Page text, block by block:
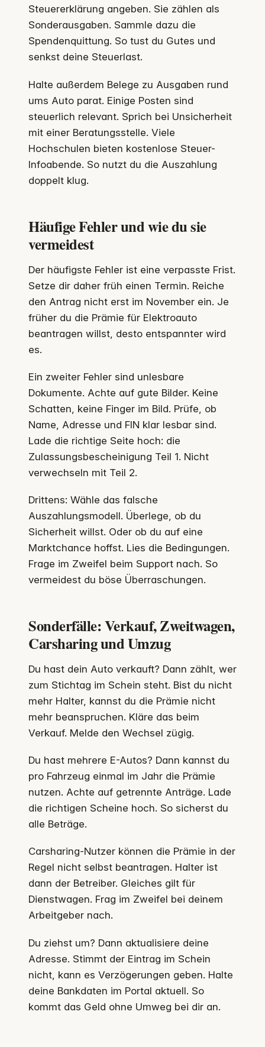
Steuererklärung angeben. Sie zählen als
Sonderausgaben. Sammle dazu die
Spendenquittung. So tust du Gutes und
senkst deine Steuerlast.
Halte außerdem Belege zu Ausgaben rund
ums Auto parat. Einige Posten sind
steuerlich relevant. Sprich bei Unsicherheit
mit einer Beratungsstelle. Viele
Hochschulen bieten kostenlose Steuer-
Infoabende. So nutzt du die Auszahlung
doppelt klug.
Häufige Fehler und wie du sie
vermeidest
Der häufigste Fehler ist eine verpasste Frist.
Setze dir daher früh einen Termin. Reiche
den Antrag nicht erst im November ein. Je
früher du die Prämie für Elektroauto
beantragen willst, desto entspannter wird
es.
Ein zweiter Fehler sind unlesbare
Dokumente. Achte auf gute Bilder. Keine
Schatten, keine Finger im Bild. Prüfe, ob
Name, Adresse und FIN klar lesbar sind.
Lade die richtige Seite hoch: die
Zulassungsbescheinigung Teil 1. Nicht
verwechseln mit Teil 2.
Drittens: Wähle das falsche
Auszahlungsmodell. Überlege, ob du
Sicherheit willst. Oder ob du auf eine
Marktchance hoffst. Lies die Bedingungen.
Frage im Zweifel beim Support nach. So
vermeidest du böse Überraschungen.
Sonderfälle: Verkauf, Zweitwagen,
Carsharing und Umzug
Du hast dein Auto verkauft? Dann zählt, wer
zum Stichtag im Schein steht. Bist du nicht
mehr Halter, kannst du die Prämie nicht
mehr beanspruchen. Kläre das beim
Verkauf. Melde den Wechsel zügig.
Du hast mehrere E-Autos? Dann kannst du
pro Fahrzeug einmal im Jahr die Prämie
nutzen. Achte auf getrennte Anträge. Lade
die richtigen Scheine hoch. So sicherst du
alle Beträge.
Carsharing-Nutzer können die Prämie in der
Regel nicht selbst beantragen. Halter ist
dann der Betreiber. Gleiches gilt für
Dienstwagen. Frag im Zweifel bei deinem
Arbeitgeber nach.
Du ziehst um? Dann aktualisiere deine
Adresse. Stimmt der Eintrag im Schein
nicht, kann es Verzögerungen geben. Halte
deine Bankdaten im Portal aktuell. So
kommt das Geld ohne Umweg bei dir an.